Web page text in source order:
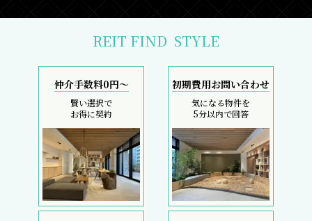
REIT FIND STYLE
仲介手数料0円～
賢い選択で
お得に契約
初期費用お問い合わせ
気になる物件を
5分以内で回答